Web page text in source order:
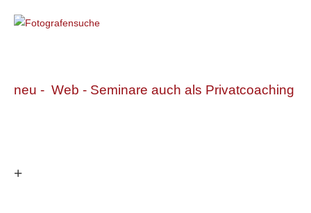
neu - Web - Seminare auch als Privatcoaching
+